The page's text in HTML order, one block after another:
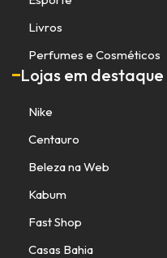
Livros
Perfumes e Cosméticos
Lojas em destaque
Nike
Centauro
Beleza na Web
Kabum
Fast Shop
Casas Bahia